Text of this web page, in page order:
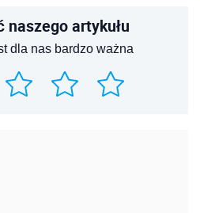
naszego artykułu
dla nas bardzo ważna